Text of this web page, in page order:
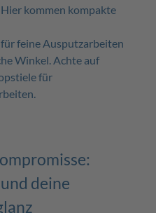
kommen kompakte
für feine Ausputzarbeiten
Winkel. Achte auf
für
deine